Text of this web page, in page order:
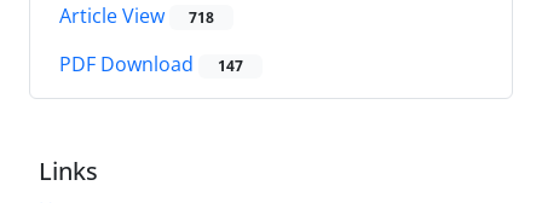
Article View 718
PDF Download 147
Links